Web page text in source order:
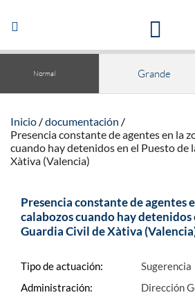
Abrir/Cerrar
navegación
Normal Grande
Inicio
documentación
Presencia constante de agentes en la
cuando hay detenidos en el Puesto de
Xàtiva (Valencia)
Presencia constante de agentes
calabozos cuando hay detenidos
Guardia Civil de Xàtiva
Tipo de actuación:
Sugerencia
Administración:
Dirección